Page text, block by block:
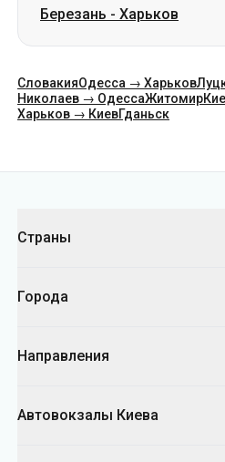
Березань - Харьков
СловакияОдесса → Харьков
Николаев → ОдессаЖитомир
Харьков → КиевГданьск
Страны
Города
Направления
Автовокзалы Киева